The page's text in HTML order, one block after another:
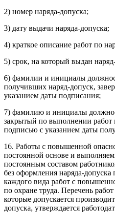
2) номер наряда-допуска;
3) дату выдачи наряда-допуска;
4) краткое описание работ по
5) срок, на который выдан
6) фамилии и инициалы
получивших наряд-допуск,
указанием даты подписания;
7) фамилию и инициалы
закрытый по выполнении работ
подписью с указанием даты
16. Работы с повышенной
постоянной основе и
постоянным составом
без оформления наряда-
каждого вида работ с
по охране труда. Перечень
которые допускается
допуска, утверждается